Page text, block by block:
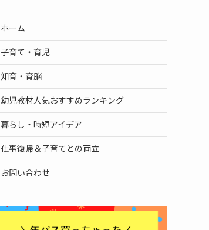
ホーム
子育て・育児
知育・育脳
幼児教材人気おすすめランキング
暮らし・時短アイデア
仕事復帰＆子育てとの両立
お問い合わせ